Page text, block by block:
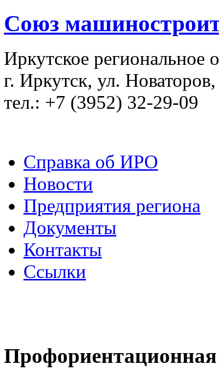
Союз
Иркутское региональное
г. Иркутск, ул.
тел.: +7 (3952) 32-29-09
Справка об ИРО
Новости
Предприятия региона
Документы
Контакты
Ссылки